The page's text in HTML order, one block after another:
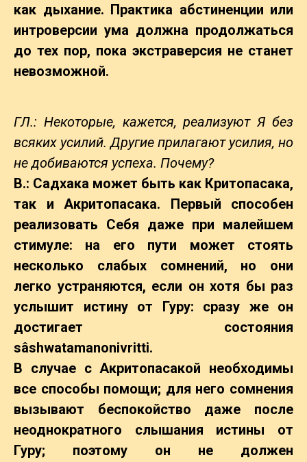
как дыхание. Практика абстиненции или
интроверсии ума должна продолжаться
до тех пор, пока экстраверсия не станет
невозможной.
ГЛ.: Некоторые, кажется, реализуют Я без
всяких усилий. Другие прилагают усилия, но
не добиваются успеха. Почему?
B.: Садхака может быть как Критопасака,
так и Акритопасака. Первый способен
реализовать Себя даже при малейшем
стимуле: на его пути может стоять
несколько слабых сомнений, но они
легко устраняются, если он хотя бы раз
услышит истину от Гуру: сразу же он
достигает состояния
sâshwatamanonivritti.
В случае с Акритопасакой необходимы
все способы помощи; для него сомнения
вызывают беспокойство даже после
неоднократного слышания истины от
Гуру; поэтому он не должен